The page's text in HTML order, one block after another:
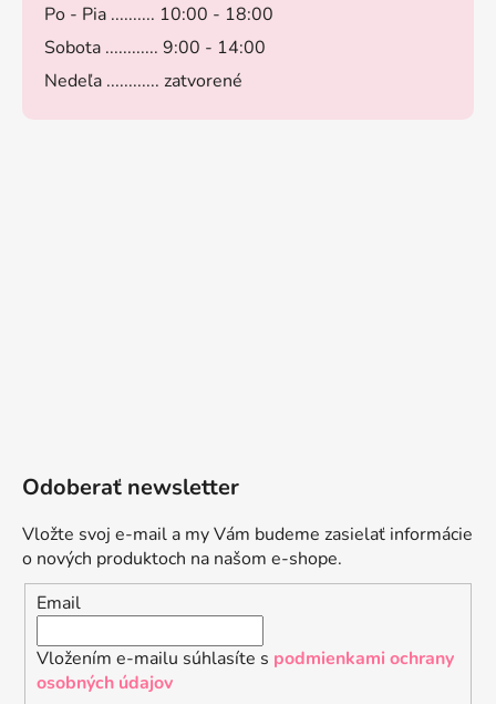
Po - Pia .......... 10:00 - 18:00
Sobota ............ 9:00 - 14:00
Nedeľa ............ zatvorené
Odoberať newsletter
Vložte svoj e-mail a my Vám budeme zasielať informácie
o nových produktoch na našom e-shope.
Email
Vložením e-mailu súhlasíte s podmienkami ochrany
osobných údajov